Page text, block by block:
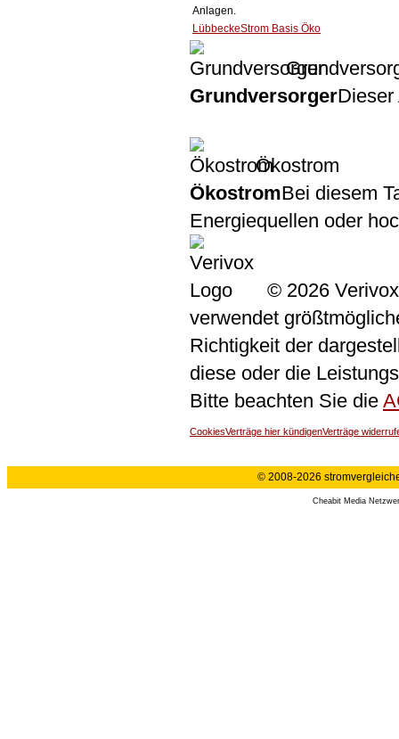
Anlagen.
LübbeckeStrom Basis Öko
GrundversorgerDieser
Ökostrom
ÖkostromBei diesem
Energiequellen oder
© 2026
verwendet
Richtigkeit der
diese oder die
Bitte beachten Sie die
CookiesVerträge hier kündigenVerträge
© 2008-2026
Cheabit Media